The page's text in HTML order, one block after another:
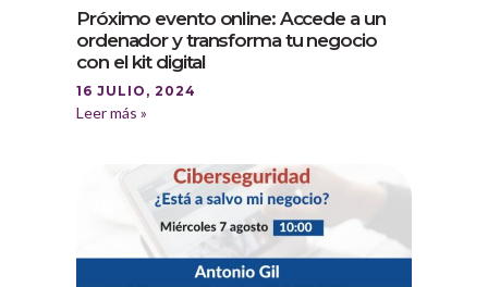
Próximo evento online: Accede a un
ordenador y transforma tu negocio
con el kit digital
16 JULIO, 2024
Leer más »